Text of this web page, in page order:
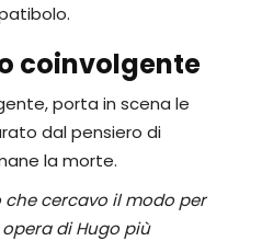
coinvolgente
porta in scena le
dal pensiero di
la morte.
che cercavo il modo per
di Hugo più